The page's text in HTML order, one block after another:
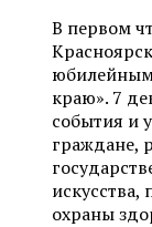
В первом
юбилейным
краю». 7
события и
граждане,
охраны